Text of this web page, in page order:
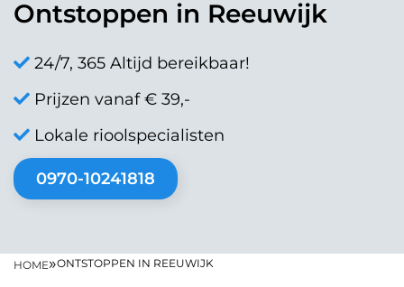
Ontstoppen in Reeuwijk
24/7, 365 Altijd bereikbaar!
Prijzen vanaf € 39,-
Lokale rioolspecialisten
0970-10241818
HOME»ONTSTOPPEN IN REEUWIJK